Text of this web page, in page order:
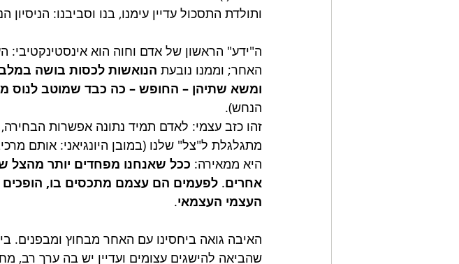
ותולדת התסכול עדיין עימנו, בנו וסביבנו:
ה"ידע" הראשון של אדם וחוה הוא
האחר; וממנו נובעת הנואשות לכסות בושה
ומשא שתיהן – החופש – כה כבד שמוטב לנוס
הנחש).
זהו כזב עצמי: לאדם תמיד נתונה אפשרות
מתגלגלת ל"צל" שלנו (במובן היונגיאני: אותם
היא ממאירה: ככל שאנחנו מפחדים יותר מהצל
אחרים. לפעמים הם עצמם מתכסים בו, הופכים
העצמי העצמאי.
האיבה גואה ביחסינו עם האחר מבחוץ ומבפנים.
שהביאה להישגים עצומים ועדיין יש בה ערך רב,